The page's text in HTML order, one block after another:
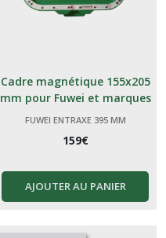
Cadre magnétique 155x205
mm pour Fuwei et marques
génériques Chinoises 395
FUWEI ENTRAXE 395 MM
159€
AJOUTER AU PANIER